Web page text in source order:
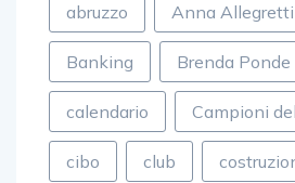
abruzzo Anna Allegretti
Banking Brenda Ponde
calendario Campioni
cibo club